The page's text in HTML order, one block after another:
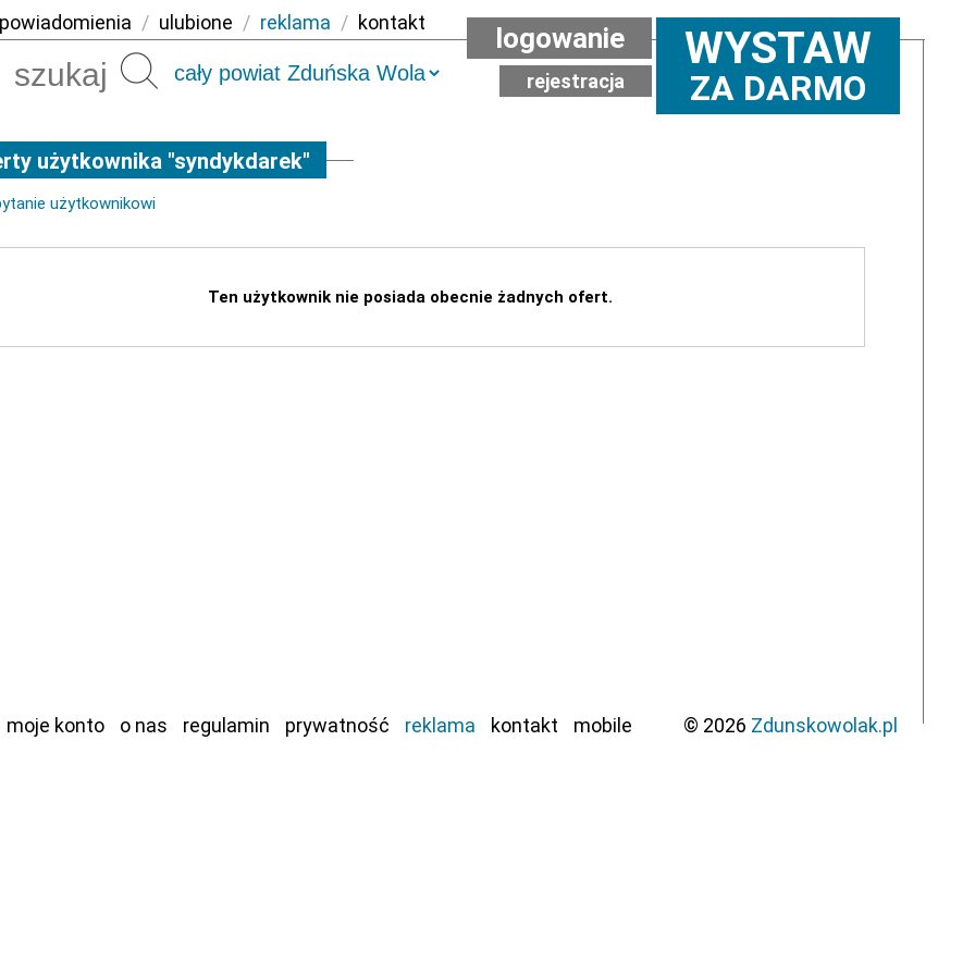
powiadomienia / ulubione / reklama / kontakt
Szukaj WYSTAW
ZA DARMO
logowanie
rejestracja
użytkownika "syndykdarek"
użytkownikowi
Ten użytkownik nie posiada obecnie żadnych ofert.
moje konto o nas regulamin prywatność reklama kontakt mobile © 2026 Zdunskowolak.pl